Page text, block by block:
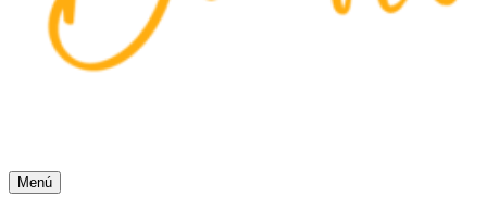
Daniel Cinelli
actor, director, productor y docente
Menú